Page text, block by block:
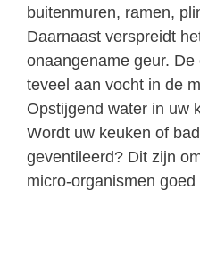
buitenmuren, ramen,
Daarnaast verspreidt
onaangename geur.
teveel aan vocht in de
Opstijgend water in uw
Wordt uw keuken of
geventileerd? Dit zijn
micro-organismen